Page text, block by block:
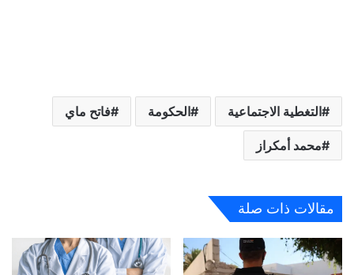
التغطية الاجتماعية الحكومة فاتح ماي
محمد أمكراز
مقالات ذات صلة